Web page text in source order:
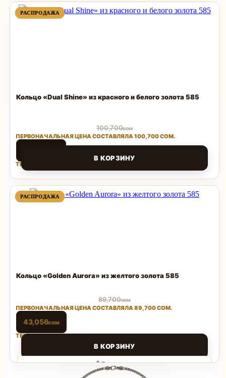
Поделиться
РАСПРОДАЖА ПРОДАВАЕМЫЙ
ТОВАР
РАСПРОДАЖА ПРОДАВАЕМЫЙ
ТОВАР
Кольцо «Dual Shine» из красного и белого золота 585
100,700сом
ПЕРВОНАЧАЛЬНАЯ ЦЕНА СОСТАВЛЯЛА 100,700 СОМ.
ТЕКУЩАЯ ЦЕНА: 48,336 СОМ.
В КОРЗИНУ
Поделиться
РАСПРОДАЖА ПРОДАВАЕМЫЙ
ТОВАР
РАСПРОДАЖА ПРОДАВАЕМЫЙ
ТОВАР
Кольцо «Golden Aurora» из желтого золота 585
89,700сом
ПЕРВОНАЧАЛЬНАЯ ЦЕНА СОСТАВЛЯЛА 89,700 СОМ.
43,056сом
ТЕКУЩАЯ ЦЕНА: 43,056 СОМ.
В КОРЗИНУ
Поделиться